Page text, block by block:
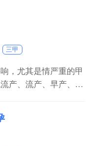
适、尿频、尿急、尿
，基本上不会有太大
、性状、质地以及气
往医院完善相关检
三甲
，尤其是情严重的甲
产、流产、早产、死
上述风险的发生。在
调整治疗方案等。